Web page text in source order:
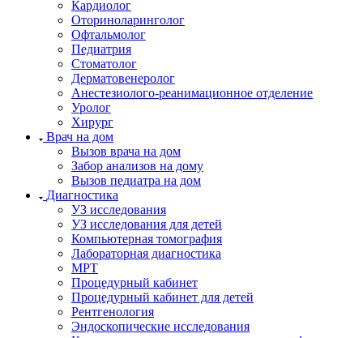
Кардиолог
Оториноларинголог
Офтальмолог
Педиатрия
Стоматолог
Дерматовенеролог
Анестезиолого-реанимационное отделение
Уролог
Хирург
Врач на дом
Вызов врача на дом
Забор анализов на дому
Вызов педиатра на дом
Диагностика
УЗ исследования
УЗ исследования для детей
Компьютерная томография
Лабораторная диагностика
МРТ
Процедурный кабинет
Процедурный кабинет для детей
Рентгенология
Эндоскопические исследования